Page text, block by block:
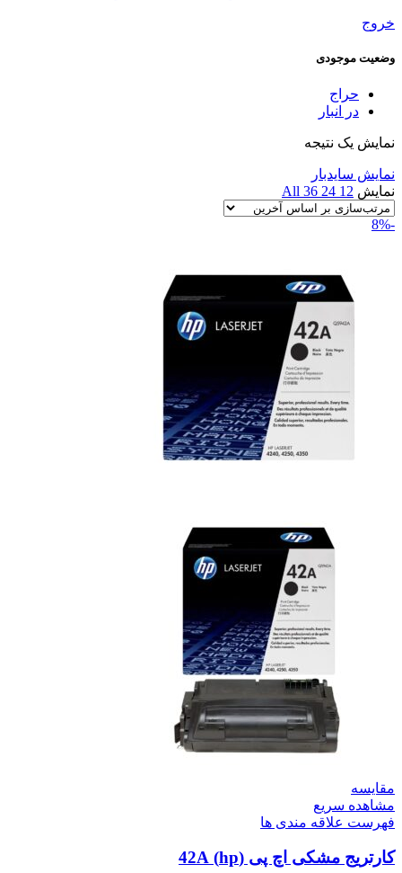
خروج
وضعیت موجودی
حراج
در انبار
نمایش یک نتیجه
نمایش سایدبار
نمایش 12
24
36
All
-8%
مقایسه
مشاهده سریع
فهرست علاقه مندی ها
کارتریج مشکی اچ پی (hp) 42A